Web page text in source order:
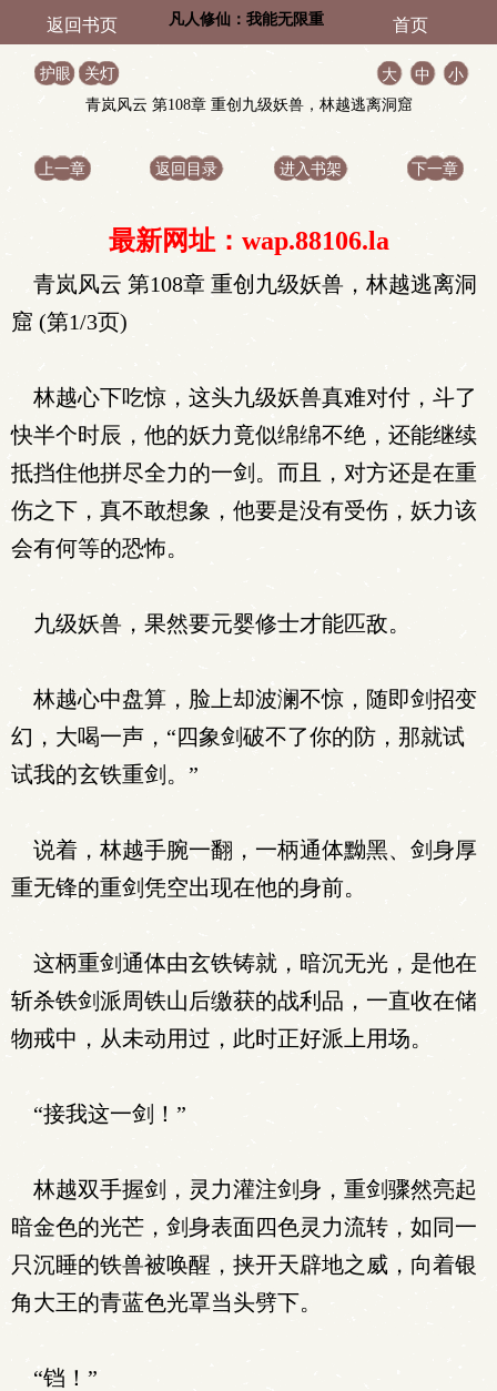
返回书页 凡人修仙：我能无限重 首页
护眼 关灯 大 中
小
青岚风云 第108章 重创九级妖兽，林越逃离洞窟
上一章 返回目录 进入书架 下一章
最新网址：wap.88106.la
青岚风云 第108章 重创九级妖兽，林越逃离洞
窟 (第1/3页)
林越心下吃惊，这头九级妖兽真难对付，斗了
快半个时辰，他的妖力竟似绵绵不绝，还能继续
抵挡住他拼尽全力的一剑。而且，对方还是在重
伤之下，真不敢想象，他要是没有受伤，妖力该
会有何等的恐怖。
九级妖兽，果然要元婴修士才能匹敌。
林越心中盘算，脸上却波澜不惊，随即剑招变
幻，大喝一声，“四象剑破不了你的防，那就试
试我的玄铁重剑。”
说着，林越手腕一翻，一柄通体黝黑、剑身厚
重无锋的重剑凭空出现在他的身前。
这柄重剑通体由玄铁铸就，暗沉无光，是他在
斩杀铁剑派周铁山后缴获的战利品，一直收在储
物戒中，从未动用过，此时正好派上用场。
“接我这一剑！”
林越双手握剑，灵力灌注剑身，重剑骤然亮起
暗金色的光芒，剑身表面四色灵力流转，如同一
只沉睡的铁兽被唤醒，挟开天辟地之威，向着银
角大王的青蓝色光罩当头劈下。
“铛！”